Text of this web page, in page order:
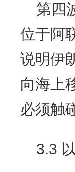
第四
位于阿
说明伊
向海上
必须触
3.3